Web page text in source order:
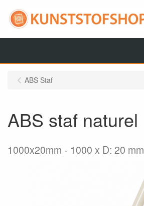
ABS Staf
ABS staf naturel
1000x20mm 1000 x D: 20 mm